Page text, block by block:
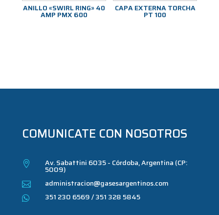
ANILLO «SWIRL RING» 40
AMP PMX 600
CAPA EXTERNA TORCHA
PT 100
COMUNICATE CON NOSOTROS
 Av. Sabattini 6035 - Córdoba, Argentina (CP:
5009)
 administracion@gasesargentinos.com
 351 230 6569 / 351 328 5845